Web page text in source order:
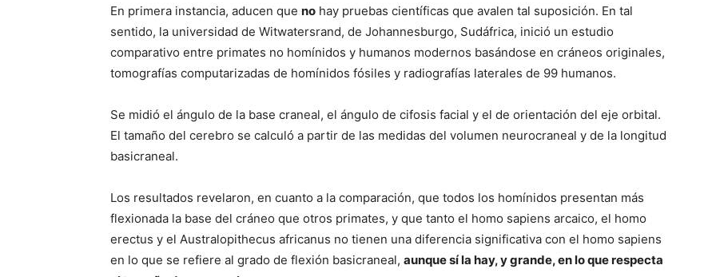
En primera instancia, aducen que no hay pruebas científicas que avalen tal suposición. En tal
sentido, la universidad de Witwatersrand, de Johannesburgo, Sudáfrica, inició un estudio
comparativo entre primates no homínidos y humanos modernos basándose en cráneos originales,
tomografías computarizadas de homínidos fósiles y radiografías laterales de 99 humanos.
Se midió el ángulo de la base craneal, el ángulo de cifosis facial y el de orientación del eje orbital.
El tamaño del cerebro se calculó a partir de las medidas del volumen neurocraneal y de la longitud
basicraneal.
Los resultados revelaron, en cuanto a la comparación, que todos los homínidos presentan más
flexionada la base del cráneo que otros primates, y que tanto el homo sapiens arcaico, el homo
erectus y el Australopithecus africanus no tienen una diferencia significativa con el homo sapiens
en lo que se refiere al grado de flexión basicraneal, aunque sí la hay, y grande, en lo que respecta